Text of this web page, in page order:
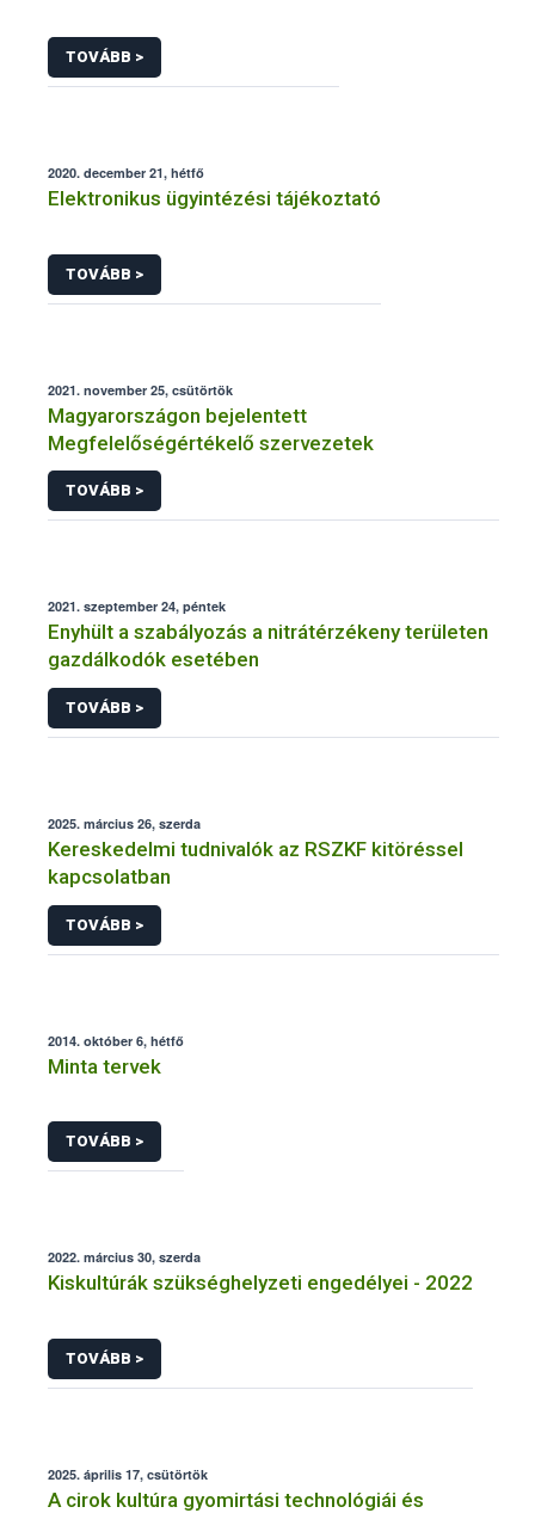
TOVÁBB >
2020. december 21, hétfő
Elektronikus ügyintézési tájékoztató
TOVÁBB >
2021. november 25, csütörtök
Magyarországon bejelentett
Megfelelőségértékelő szervezetek
TOVÁBB >
2021. szeptember 24, péntek
Enyhült a szabályozás a nitrátérzékeny területen
gazdálkodók esetében
TOVÁBB >
2025. március 26, szerda
Kereskedelmi tudnivalók az RSZKF kitöréssel
kapcsolatban
TOVÁBB >
2014. október 6, hétfő
Minta tervek
TOVÁBB >
2022. március 30, szerda
Kiskultúrák szükséghelyzeti engedélyei - 2022
TOVÁBB >
2025. április 17, csütörtök
A cirok kultúra gyomirtási technológiái és